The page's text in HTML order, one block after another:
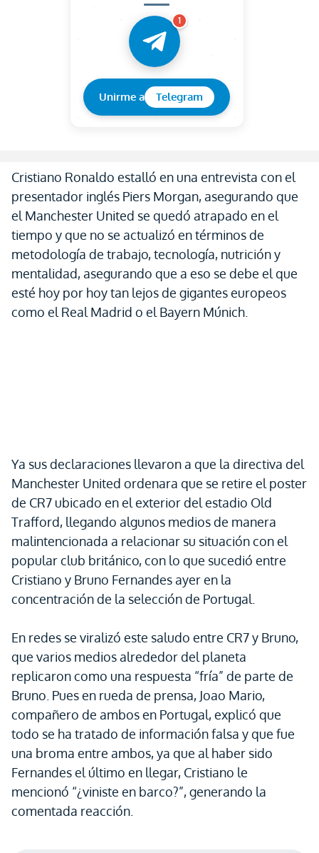
1
Unirme a Telegram
Cristiano Ronaldo estalló en una entrevista con el
presentador inglés Piers Morgan, asegurando que
el Manchester United se quedó atrapado en el
tiempo y que no se actualizó en términos de
metodología de trabajo, tecnología, nutrición y
mentalidad, asegurando que a eso se debe el que
esté hoy por hoy tan lejos de gigantes europeos
como el Real Madrid o el Bayern Múnich.
Ya sus declaraciones llevaron a que la directiva del
Manchester United ordenara que se retire el poster
de CR7 ubicado en el exterior del estadio Old
Trafford, llegando algunos medios de manera
malintencionada a relacionar su situación con el
popular club británico, con lo que sucedió entre
Cristiano y Bruno Fernandes ayer en la
concentración de la selección de Portugal.
En redes se viralizó este saludo entre CR7 y Bruno,
que varios medios alrededor del planeta
replicaron como una respuesta “fría” de parte de
Bruno. Pues en rueda de prensa, Joao Mario,
compañero de ambos en Portugal, explicó que
todo se ha tratado de información falsa y que fue
una broma entre ambos, ya que al haber sido
Fernandes el último en llegar, Cristiano le
mencionó “¿viniste en barco?”, generando la
comentada reacción.